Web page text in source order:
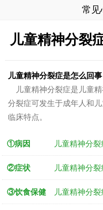
常
儿童精神分裂
儿童精神分裂症是怎么回事
儿童精神分裂症是儿童
分裂症可发生于成年人和
临床特点。
①病因 儿童精神分
②症状 儿童精神分
③饮食保健 儿童精神分